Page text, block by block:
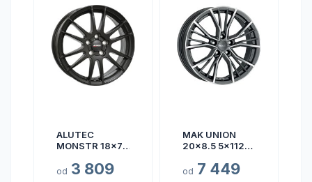
ALUTEC
MONSTR 18x7.5
od 3 809
MAK UNION
20x8.5 5x112
od 7 449